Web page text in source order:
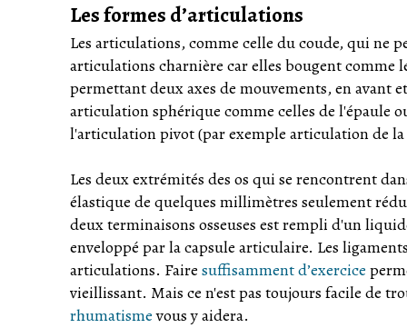
Les formes d’articulations
Les articulations, comme celle du coude, qui ne
articulations charnière car elles bougent comme
permettant deux axes de mouvements, en avant
articulation sphérique comme celles de l'épaule
l'articulation pivot (par exemple articulation de
Les deux extrémités des os qui se rencontrent
élastique de quelques millimètres seulement
deux terminaisons osseuses est rempli d'un
enveloppé par la capsule articulaire. Les
articulations. Faire suffisamment d’exercice
vieillissant. Mais ce n'est pas toujours facile de
rhumatismevous y aidera.